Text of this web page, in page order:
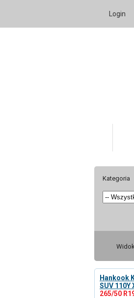
Login
Kategoria
Hankook
SUV 110Y
265/50